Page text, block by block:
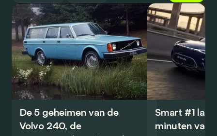
De 5 geheimen van de
Volvo 240, de
Smart #1
minuten van